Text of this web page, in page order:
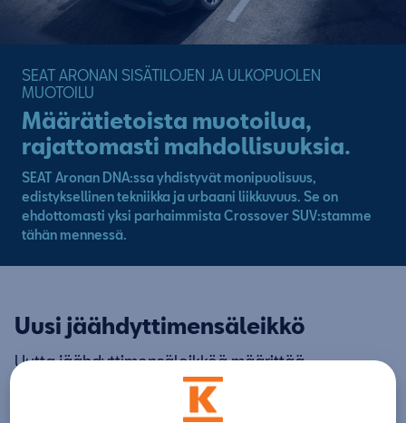
SEAT ARONAN SISÄTILOJEN JA ULKOPUOLEN
MUOTOILU
Määrätietoista muotoilua,
rajattomasti mahdollisuuksia.
SEAT Aronan DNA:ssa yhdistyvät monipuolisuus,
edistyksellinen tekniikka ja urbaani liikkuvuus. Se on
ehdottomasti yksi parhaimmista Crossover SUV:stamme
tähän mennessä.
Uusi jäähdyttimensäleikkö
Uutta jäähdyttimensäleikköä määrittää
geometrinen linjakkuus – kuin suurempi
kuusikulmainen säleikkö mutta jämäkämmät